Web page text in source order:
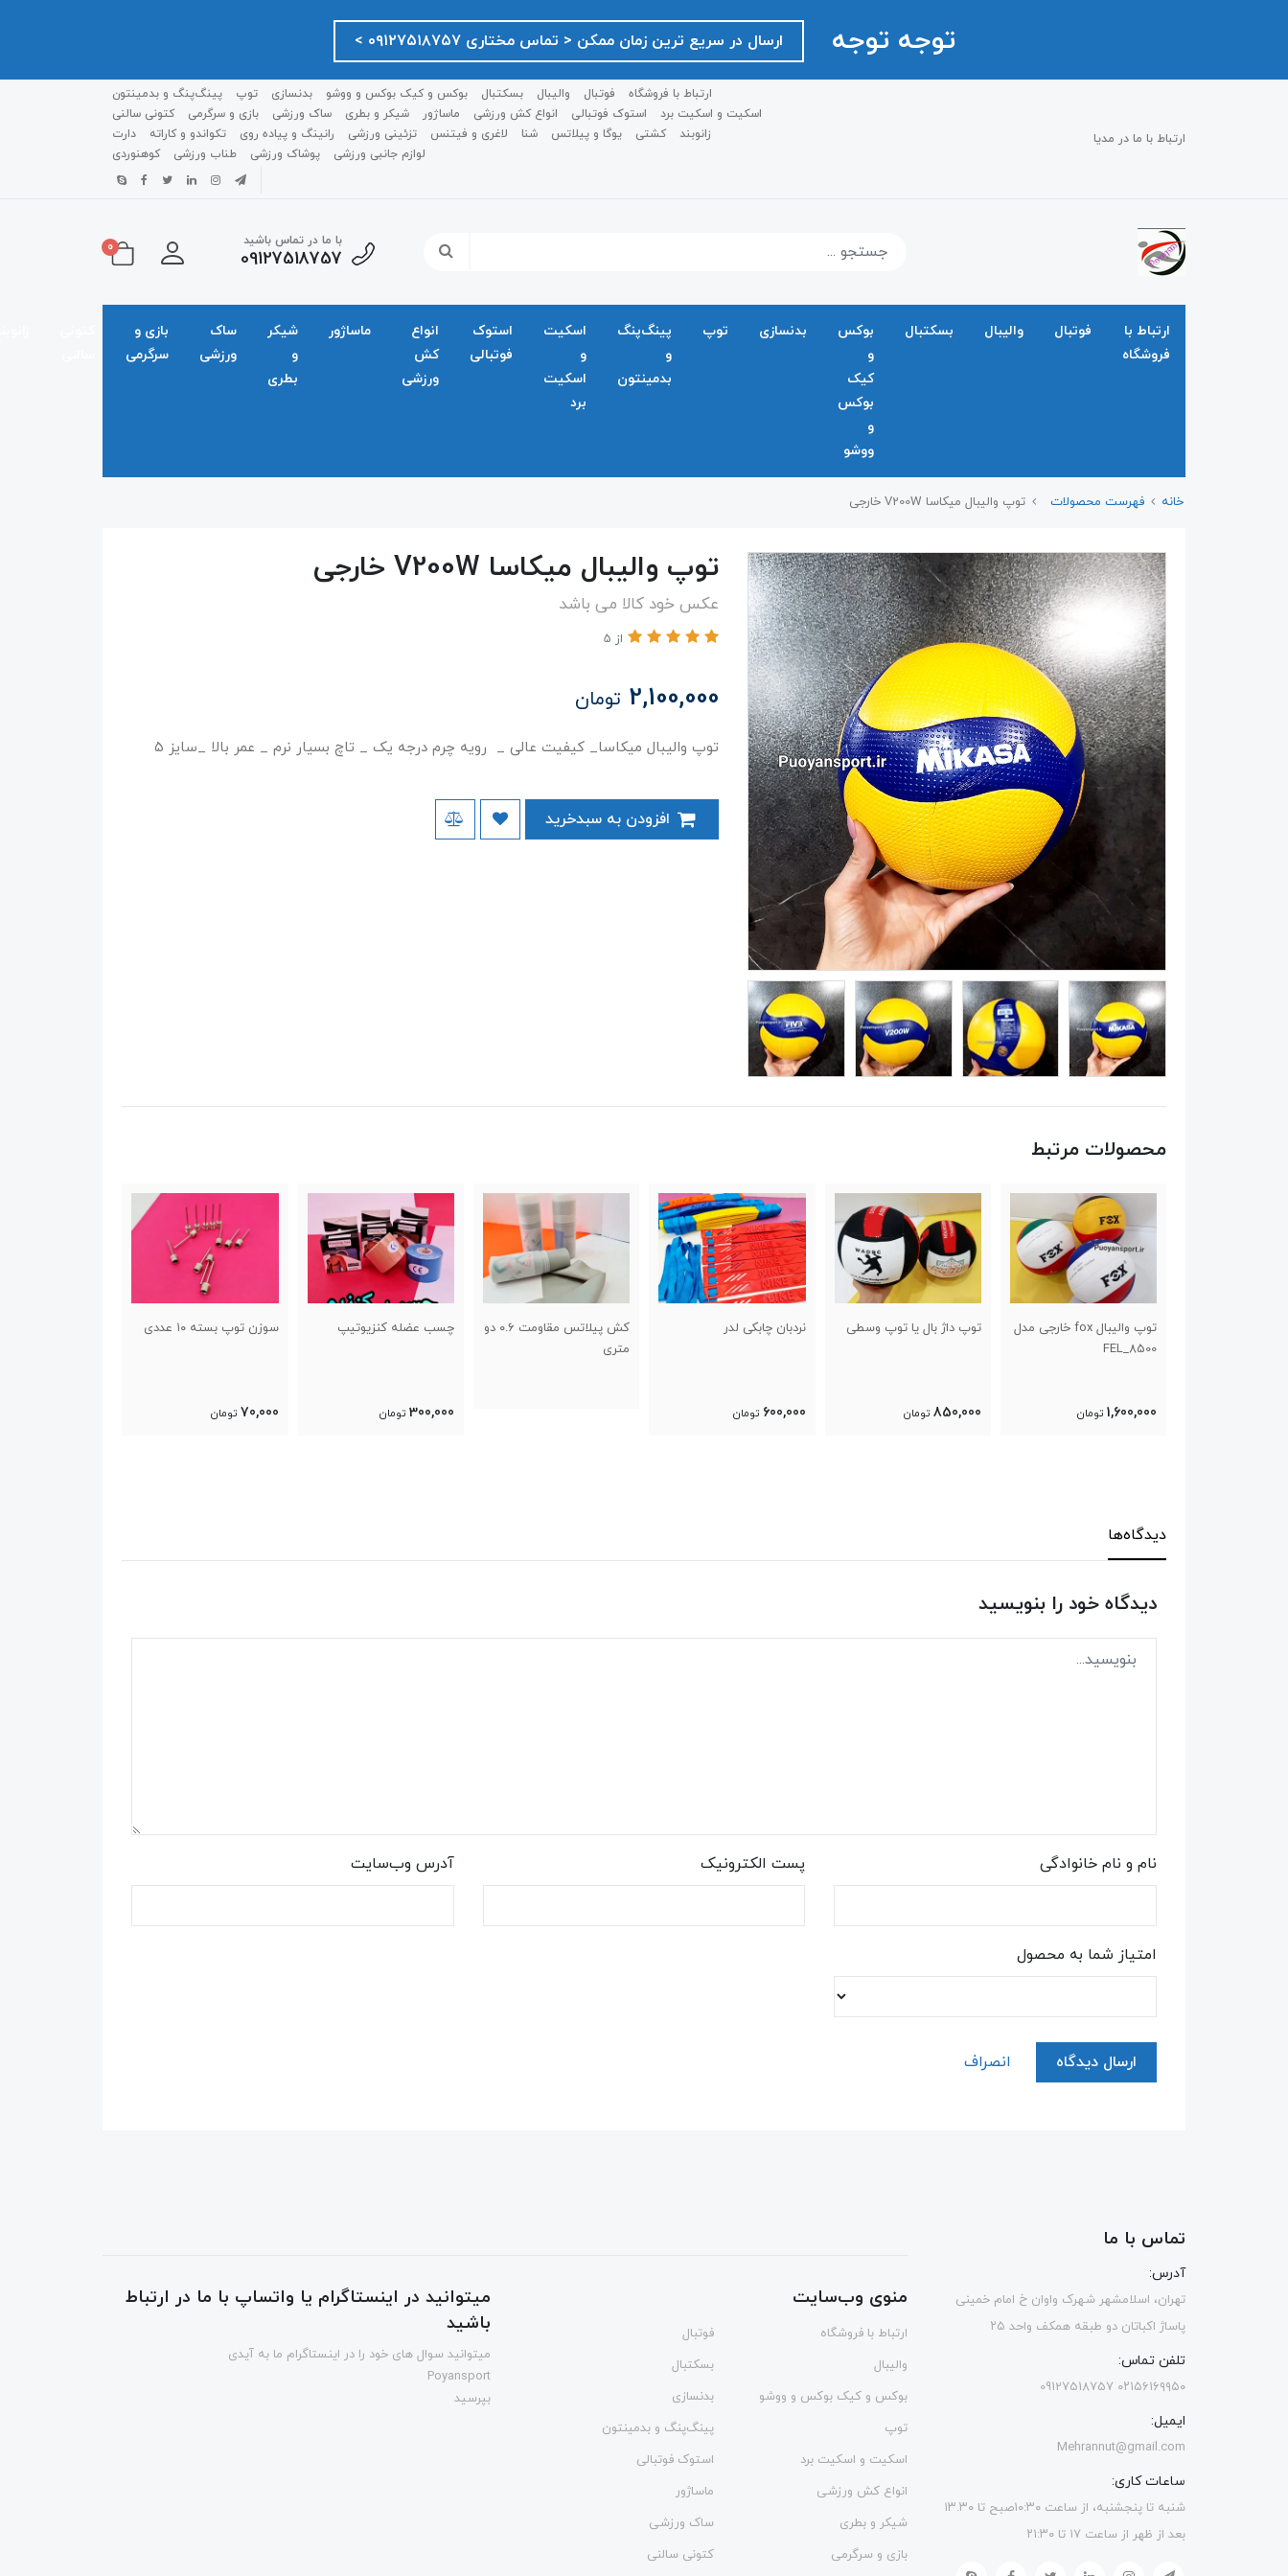
توجه توجه ارسال در سریع ترین زمان ممکن ‌< تماس مختاری ۰۹۱۲۷۵۱۸۷۵۷ >
ارتباط با ما در مدیا
ارتباط با فروشگاه فوتبال والیبال بسکتبال بوکس و کیک بوکس و ووشو بدنسازی توپ
پینگ‌پنگ و بدمينتون
اسکیت و اسکیت برد
استوک فوتبالی انواع کش ورزشی ماساژور شیکر و بطری ساک ورزشی بازی و سرگرمی
کتونی سالنی
زانوبند
کشتی یوگا و پیلاتس شنا لاغری و فیتنس تزئینی ورزشی رانینگ و پیاده روی تکواندو و کاراته
دارت
لوازم جانبی ورزشی
پوشاک ورزشی طناب ورزشی کوهنوردی
با ما در تماس باشید
09127518757
0
ارتباط با
فروشگاه
فوتبال والیبال بسکتبال
بوکس
و
کیک
بوکس
و
ووشو
بدنسازی توپ
پینگ‌پنگ
و
بدمينتون
اسکیت
و
اسکیت
برد
استوک
فوتبالی
انواع
کش
ورزشی
ماساژور
شیکر
و
بطری
ساک
ورزشی
بازی و
سرگرمی
خانه فهرست محصولات توپ والیبال میکاسا V200W خارجی
توپ والیبال میکاسا V200W خارجی
عکس خود کالا می باشد
از 5
2,100,000 تومان
توپ والیبال میکاسا_ کیفیت عالی _ رویه چرم درجه یک _ تاچ بسیار نرم _ عمر بالا _سایز ۵
محصولات مرتبط
توپ داژ بال یا توپ وسطی
850,000 تومان
نردبان چابکی لدر
600,000 تومان
چسب عضله کنزیوتیپ سوزن توپ بسته ۱۰ عددی
70,000 تومان
جوراب حوله ای والیبالی
130,000 تومان
دیدگاه‌ها
دیدگاه خود را بنویسید
نام و نام خانوادگی پست الکترونیک آدرس وب‌سایت
امتیاز شما به محصول
ارسال دیدگاه انصراف
تماس با ما
آدرس:
تهران، اسلامشهر شهرک واوان خ امام خمینی
پاساژ اکباتان دو طبقه همکف واحد ۲۵
تلفن تماس:
۰۲۱۵۶۱۶۹۹۵۰ 09127518757
ایمیل:
Mehrannut@gmail.com
ساعات کاری:
شنبه تا پنجشنبه، از ساعت ۱۰:۳۰صبح تا ۱۳.۳۰
بعد از ظهر از ساعت ۱۷ تا ۲۱:۳۰
منوی وب‌سایت
ارتباط با فروشگاه
فوتبال
والیبال
بسکتبال
بوکس و کیک بوکس و ووشو
بدنسازی
توپ
پینگ‌پنگ و بدمينتون
اسکیت و اسکیت برد
استوک فوتبالی
انواع کش ورزشی
ماساژور
شیکر و بطری
ساک ورزشی
بازی و سرگرمی
کتونی سالنی
میتوانید در اینستاگرام یا واتساپ با ما در ارتباط
باشید
میتوانید سوال های خود را در اینستاگرام ما به آیدی
Poyansport
بپرسید